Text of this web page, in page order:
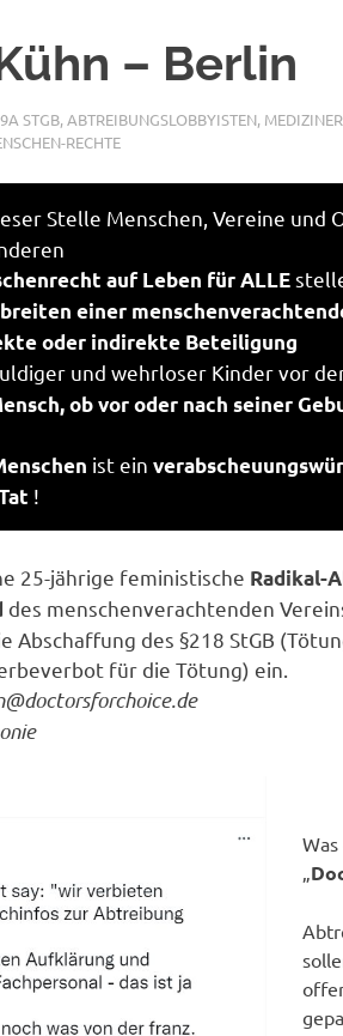
– Berlin
STGB,ABTREIBUNGSLOBBYISTEN,
RECHTE
Stelle Menschen, Vereine und
auf Leben für ALLE
einer
oder indirekte Beteiligung
und wehrloser Kinder vor
ob vor oder nach seiner
ist ein
!
25-jährige feministische Radikal-
des menschenverachtenden Vereins
Abschaffung des §218 StGB
für die Tötung) ein.